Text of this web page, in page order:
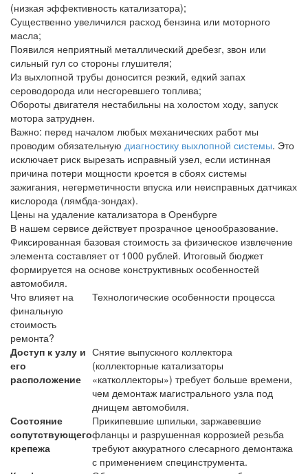
(низкая эффективность катализатора);
Существенно увеличился расход бензина или моторного
масла;
Появился неприятный металлический дребезг, звон или
сильный гул со стороны глушителя;
Из выхлопной трубы доносится резкий, едкий запах
сероводорода или несгоревшего топлива;
Обороты двигателя нестабильны на холостом ходу, запуск
мотора затруднен.
Важно: перед началом любых механических работ мы
проводим обязательную диагностику выхлопной системы. Это
исключает риск вырезать исправный узел, если истинная
причина потери мощности кроется в сбоях системы
зажигания, негерметичности впуска или неисправных датчиках
кислорода (лямбда-зондах).
Цены на удаление катализатора в Оренбурге
В нашем сервисе действует прозрачное ценообразование.
Фиксированная базовая стоимость за физическое извлечение
элемента составляет от 1000 рублей. Итоговый бюджет
формируется на основе конструктивных особенностей
автомобиля.
Что влияет на
финальную
стоимость
ремонта?
Технологические особенности процесса
Доступ к узлу и
его
расположение
Снятие выпускного коллектора
(коллекторные катализаторы
«катколлекторы») требует больше времени,
чем демонтаж магистрального узла под
днищем автомобиля.
Состояние
сопутствующего
крепежа
Прикипевшие шпильки, заржавевшие
фланцы и разрушенная коррозией резьба
требуют аккуратного слесарного демонтажа
с применением специнструмента.